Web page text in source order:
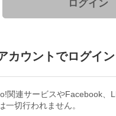
ログイン
カウントでログイン
関連サービスやFacebook、
一切行われません。